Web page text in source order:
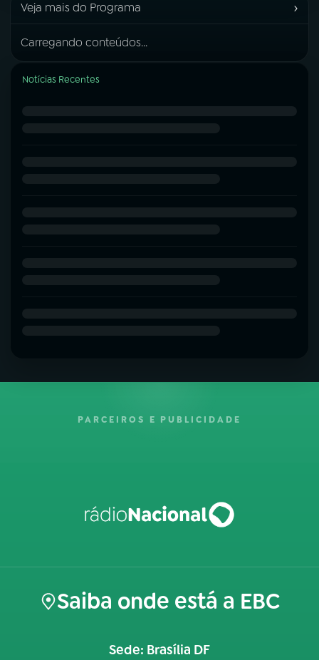
Veja mais do Programa ›
Carregando conteúdos...
Notícias Recentes
PARCEIROS E PUBLICIDADE
Saiba onde está a EBC
Sede: Brasília DF